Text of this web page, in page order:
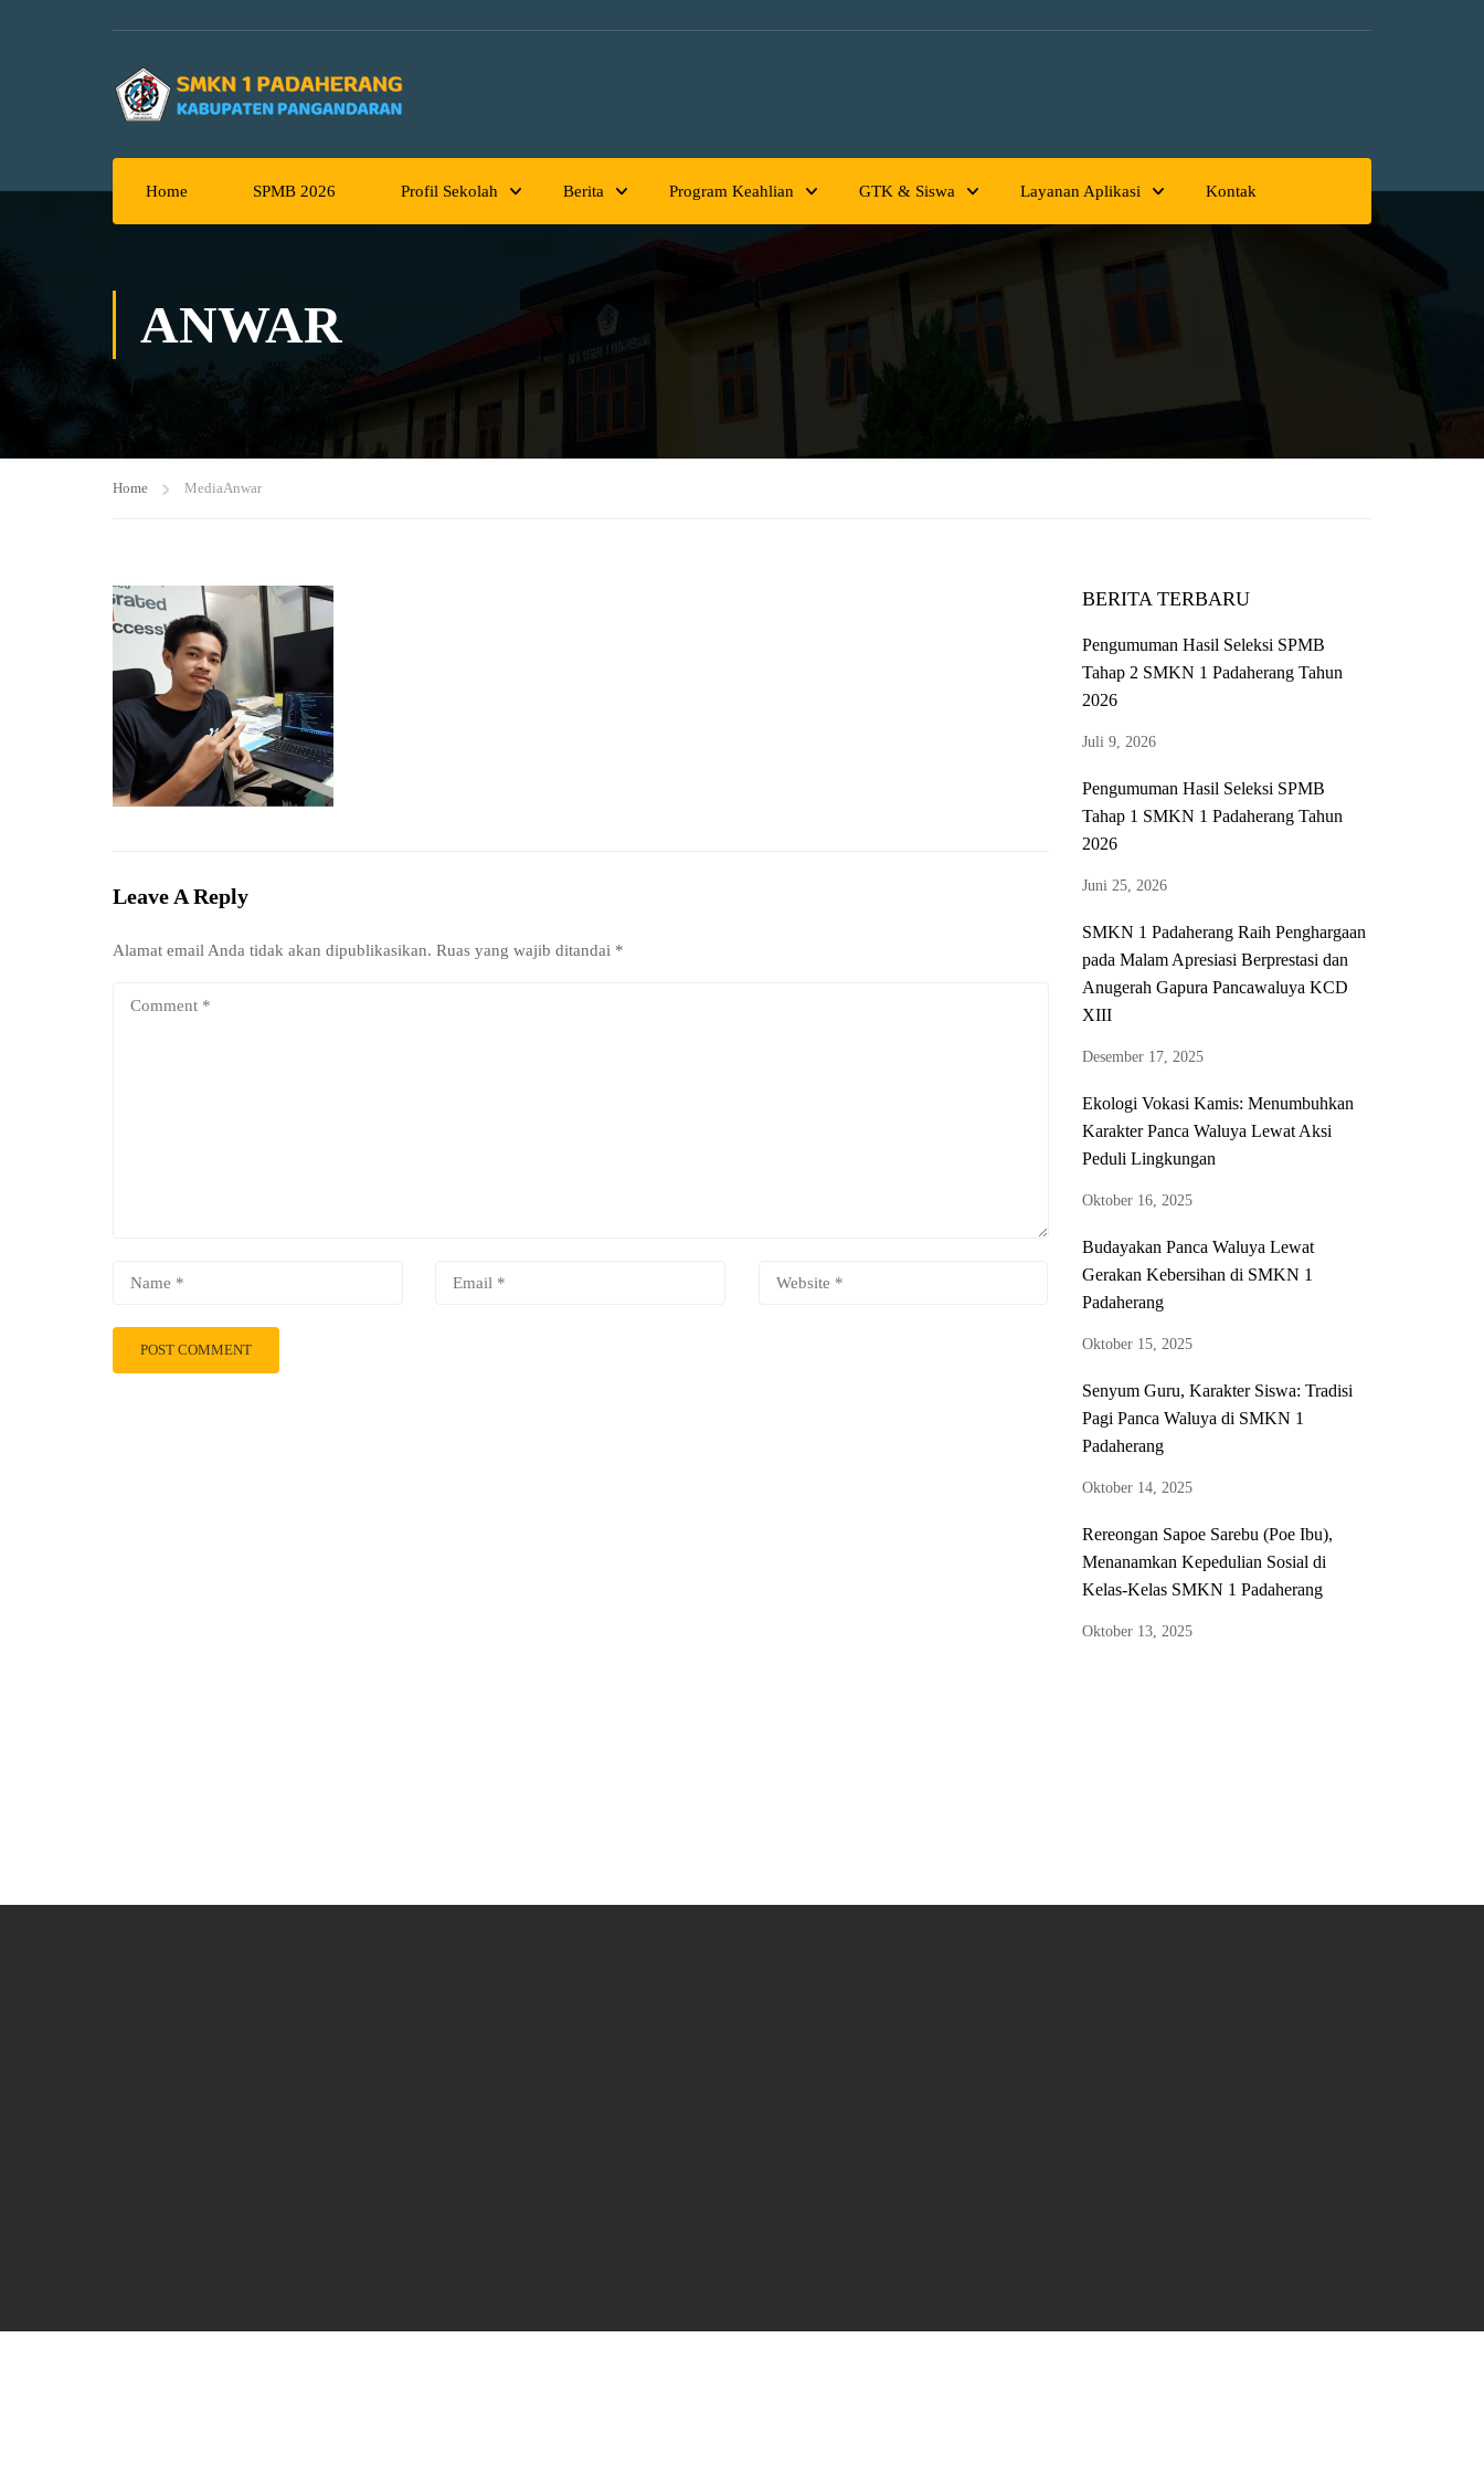
Home SPMB 2026 Profil Sekolah Berita Program Keahlian GTK & Siswa Layanan Aplikasi Kontak
ANWAR
Home MediaAnwar
Leave A Reply
Alamat email Anda tidak akan dipublikasikan. Ruas yang wajib ditandai *
BERITA TERBARU
Pengumuman Hasil Seleksi SPMB
Tahap 2 SMKN 1 Padaherang Tahun
2026
Juli 9, 2026
Pengumuman Hasil Seleksi SPMB
Tahap 1 SMKN 1 Padaherang Tahun
2026
Juni 25, 2026
SMKN 1 Padaherang Raih Penghargaan
pada Malam Apresiasi Berprestasi dan
Anugerah Gapura Pancawaluya KCD
XIII
Desember 17, 2025
Ekologi Vokasi Kamis: Menumbuhkan
Karakter Panca Waluya Lewat Aksi
Peduli Lingkungan
Oktober 16, 2025
Budayakan Panca Waluya Lewat
Gerakan Kebersihan di SMKN 1
Padaherang
Oktober 15, 2025
Senyum Guru, Karakter Siswa: Tradisi
Pagi Panca Waluya di SMKN 1
Padaherang
Oktober 14, 2025
Rereongan Sapoe Sarebu (Poe Ibu),
Menanamkan Kepedulian Sosial di
Kelas-Kelas SMKN 1 Padaherang
Oktober 13, 2025